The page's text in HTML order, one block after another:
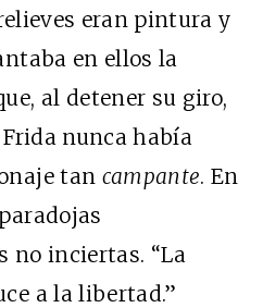
eran pintura y
en ellos la
al detener su giro,
nunca había
tan campante. En
no inciertas. “La
a la libertad.”